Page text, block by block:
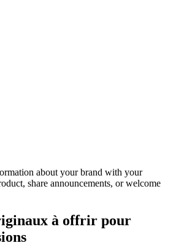
about your brand with your
share announcements, or welcome
à offrir pour